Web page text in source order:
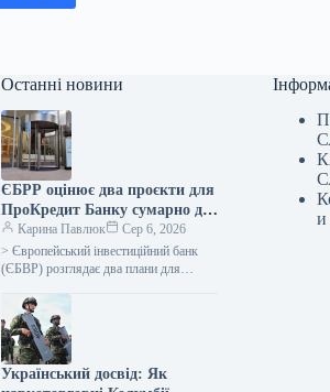
Останні новини
ЄБРР оцінює два проєкти для
ПроКредит Банку сумарно до
330 мільйонів євро.
Карина Павлюк
Сер 6, 2026
> Європейський інвестиційний банк
(ЄБВР) розглядає два плани для
обсягом до 330 мільйонів євро. Один
із…
Український досвід: Як
и